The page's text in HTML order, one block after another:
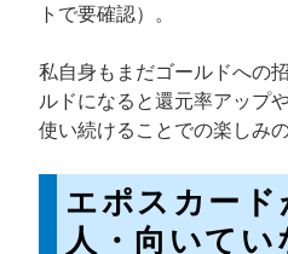
トで要確認）。
私自身もまだゴールドへの
ルドになると還元率アップ
使い続けることでの楽しみ
エポスカー
人・向いてい